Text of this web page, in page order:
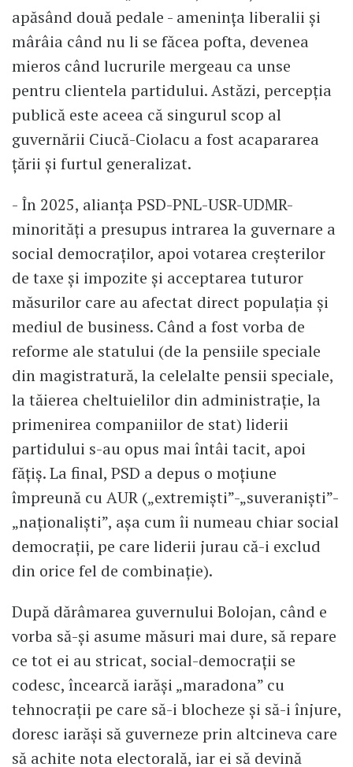
apăsând două pedale - amenința liberalii și
mârâia când nu li se făcea pofta, devenea
mieros când lucrurile mergeau ca unse
pentru clientela partidului. Astăzi, percepția
publică este aceea că singurul scop al
guvernării Ciucă-Ciolacu a fost acapararea
țării și furtul generalizat.
- În 2025, alianța PSD-PNL-USR-UDMR-
minorități a presupus intrarea la guvernare a
social democraților, apoi votarea creșterilor
de taxe și impozite și acceptarea tuturor
măsurilor care au afectat direct populația și
mediul de business. Când a fost vorba de
reforme ale statului (de la pensiile speciale
din magistratură, la celelalte pensii speciale,
la tăierea cheltuielilor din administrație, la
primenirea companiilor de stat) liderii
partidului s-au opus mai întâi tacit, apoi
fățiș. La final, PSD a depus o moțiune
împreună cu AUR („extremiști”-„suveraniști”-
„naționaliști”, așa cum îi numeau chiar social
democrații, pe care liderii jurau că-i exclud
din orice fel de combinație).
După dărâmarea guvernului Bolojan, când e
vorba să-și asume măsuri mai dure, să repare
ce tot ei au stricat, social-democrații se
codesc, încearcă iarăși „maradona” cu
tehnocrații pe care să-i blocheze și să-i înjure,
doresc iarăși să guverneze prin altcineva care
să achite nota electorală, iar ei să devină